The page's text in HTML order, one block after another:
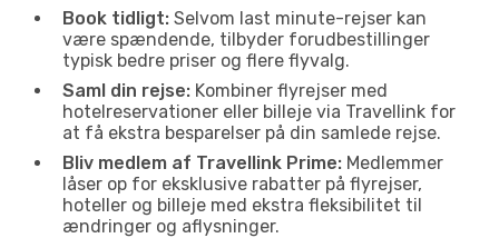
Book tidligt: Selvom last minute-rejser kan
være spændende, tilbyder forudbestillinger
typisk bedre priser og flere flyvalg.
Saml din rejse: Kombiner flyrejser med
hotelreservationer eller billeje via Travellink for
at få ekstra besparelser på din samlede rejse.
Bliv medlem af Travellink Prime: Medlemmer
låser op for eksklusive rabatter på flyrejser,
hoteller og billeje med ekstra fleksibilitet til
ændringer og aflysninger.